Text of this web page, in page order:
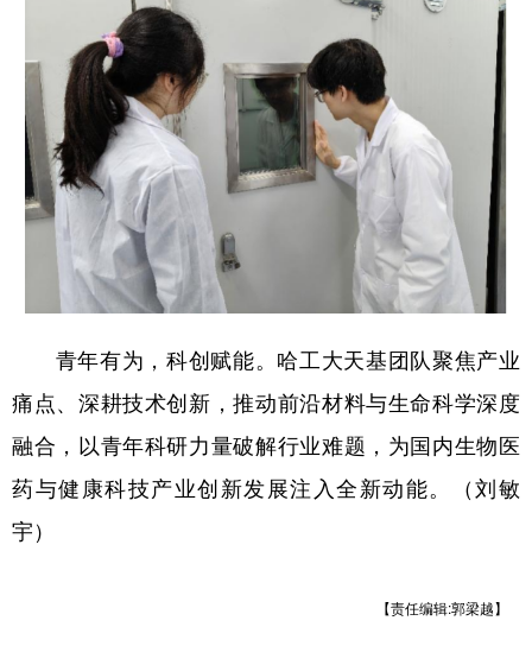
青年有为，科创赋能。哈工大天基团队聚焦产业
痛点、深耕技术创新，推动前沿材料与生命科学深度
融合，以青年科研力量破解行业难题，为国内生物医
药与健康科技产业创新发展注入全新动能。（刘敏
宇）
【责任编辑:郭梁越】